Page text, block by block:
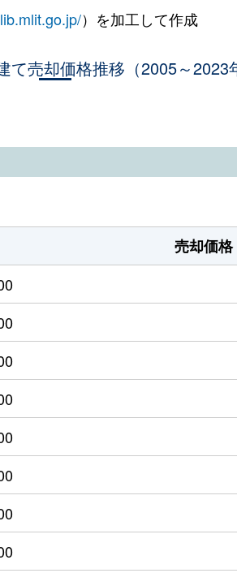
分 200m² 115m²
分 185m² 95m²
分 340m² 180m²
分 220m² 130m²
分 220m² 130m²
分 195m² 130m²
分 110m² 135m²
分 300m² 230m²
分 165m² 120m²
分 175m² 280m²
分 310m² 300m²
分 170m² 105m²
分 120m² 105m²
）を加工して作成
売却価格推移（2005～2023
売却価格